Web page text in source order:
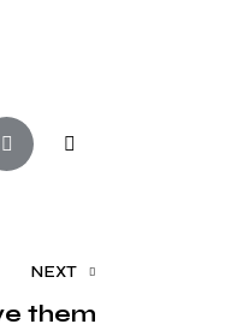
Share-
Copy
clipboard
NEXT
them